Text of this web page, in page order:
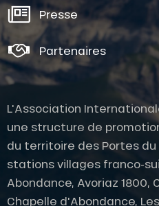
Presse
Partenaires
L'Association
une structure de
du territoire des Portes du
stations villages franco-
Abondance, Avoriaz 1800,
Chapelle d'Abondance,